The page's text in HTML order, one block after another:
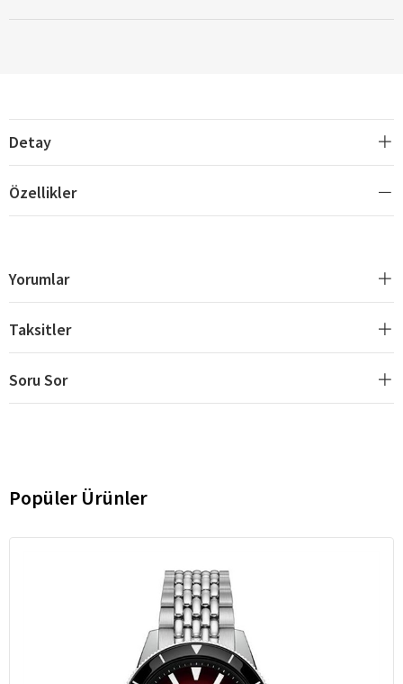
Detay
Özellikler
Yorumlar
Taksitler
Soru Sor
Popüler Ürünler